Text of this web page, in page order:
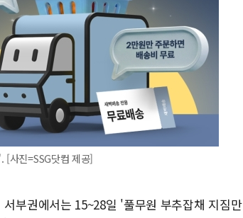
사진=SSG닷컴 제공]
부권에서는 15~28일 '풀무원 부추잡채 지짐만